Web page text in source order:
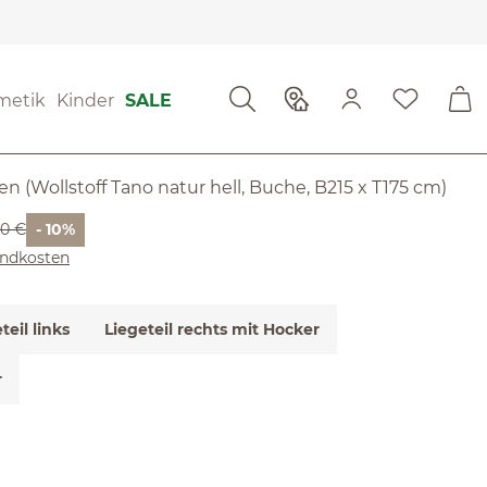
Kinder SALE
(Wollstoff Tano natur hell, Buche, B215 x T175 cm)
Preis:
€ - 10%
links Liegeteil rechts mit Hocker